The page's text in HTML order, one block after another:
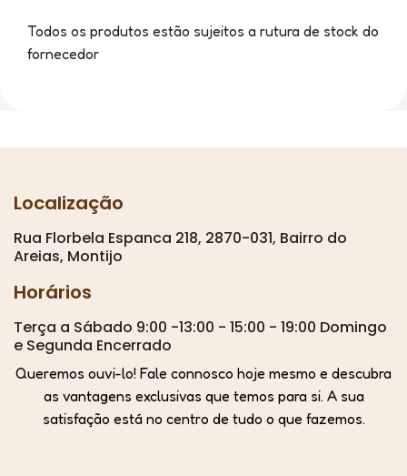
Todos os produtos estão sujeitos a rutura de stock do
fornecedor
Localização
Rua Florbela Espanca 218, 2870-031, Bairro do
Areias, Montijo
Horários
Terça a Sábado 9:00 -13:00 - 15:00 - 19:00 Domingo
e Segunda Encerrado
Queremos ouvi-lo! Fale connosco hoje mesmo e descubra
as vantagens exclusivas que temos para si. A sua
satisfação está no centro de tudo o que fazemos.